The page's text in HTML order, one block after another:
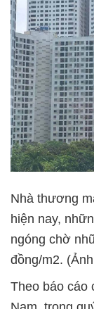
Nhà thương
hiện nay,
ngóng chờ
đồng/m2.
Theo báo cáo